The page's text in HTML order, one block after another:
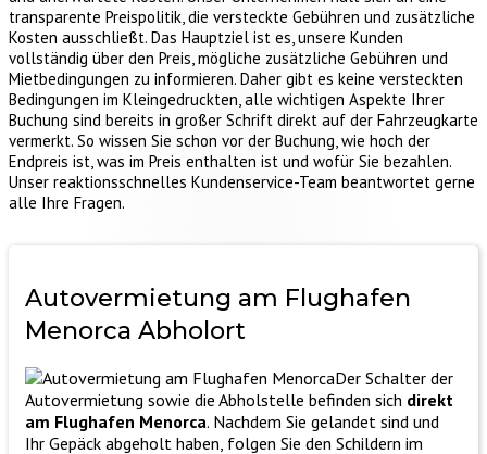
transparente Preispolitik, die versteckte Gebühren und zusätzliche
Kosten ausschließt. Das Hauptziel ist es, unsere Kunden
vollständig über den Preis, mögliche zusätzliche Gebühren und
Mietbedingungen zu informieren. Daher gibt es keine versteckten
Bedingungen im Kleingedruckten, alle wichtigen Aspekte Ihrer
Buchung sind bereits in großer Schrift direkt auf der Fahrzeugkarte
vermerkt. So wissen Sie schon vor der Buchung, wie hoch der
Endpreis ist, was im Preis enthalten ist und wofür Sie bezahlen.
Unser reaktionsschnelles Kundenservice-Team beantwortet gerne
alle Ihre Fragen.
Autovermietung am Flughafen
Menorca Abholort
Der Schalter der
Autovermietung sowie die Abholstelle befinden sich direkt
am Flughafen Menorca. Nachdem Sie gelandet sind und
Ihr Gepäck abgeholt haben, folgen Sie den Schildern im